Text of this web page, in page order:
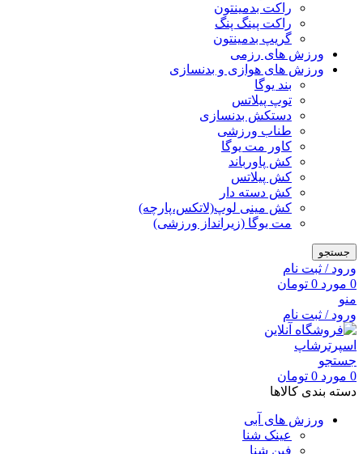
راکت بدمینتون
راکت پینگ پنگ
گریپ بدمینتون
ورزش های رزمی
ورزش های هوازی و بدنسازی
بند یوگا
توپ پیلاتس
دستکش بدنسازی
طناب ورزشی
کاور مت یوگا
کش پاورباند
کش پیلاتس
کش دسته دار
کش مینی لوپ(لاتکس،پارچه)
مت یوگا (زیرانداز ورزشی)
جستجو
ورود / ثبت نام
0 مورد 0 تومان
منو
ورود / ثبت نام
جستجو
0 مورد 0 تومان
دسته بندی کالاها
ورزش های آبی
عینک شنا
فین شنا